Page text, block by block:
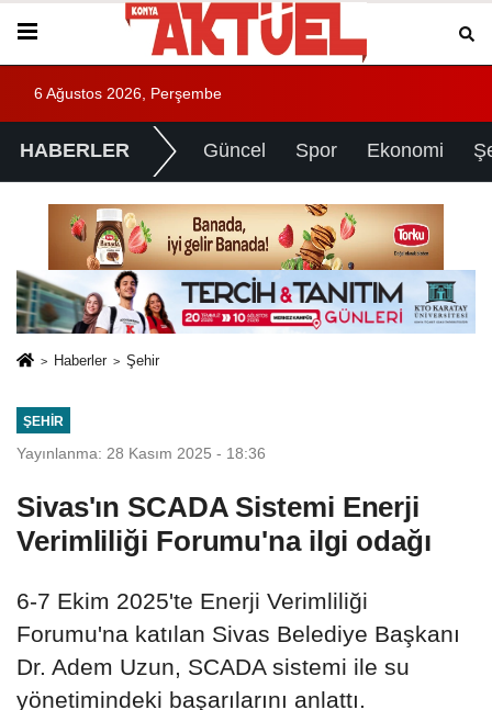
6 Ağustos 2026, Perşembe
HABERLER Güncel Spor Ekonomi
Haberler Şehir
ŞEHIR
Yayınlanma: 28 Kasım 2025 - 18:36
Sivas'ın SCADA Sistemi Enerji
Verimliliği Forumu'na ilgi odağı
6-7 Ekim 2025'te Enerji Verimliliği
Forumu'na katılan Sivas Belediye Başkanı
Dr. Adem Uzun, SCADA sistemi ile su
yönetimindeki başarılarını anlattı.